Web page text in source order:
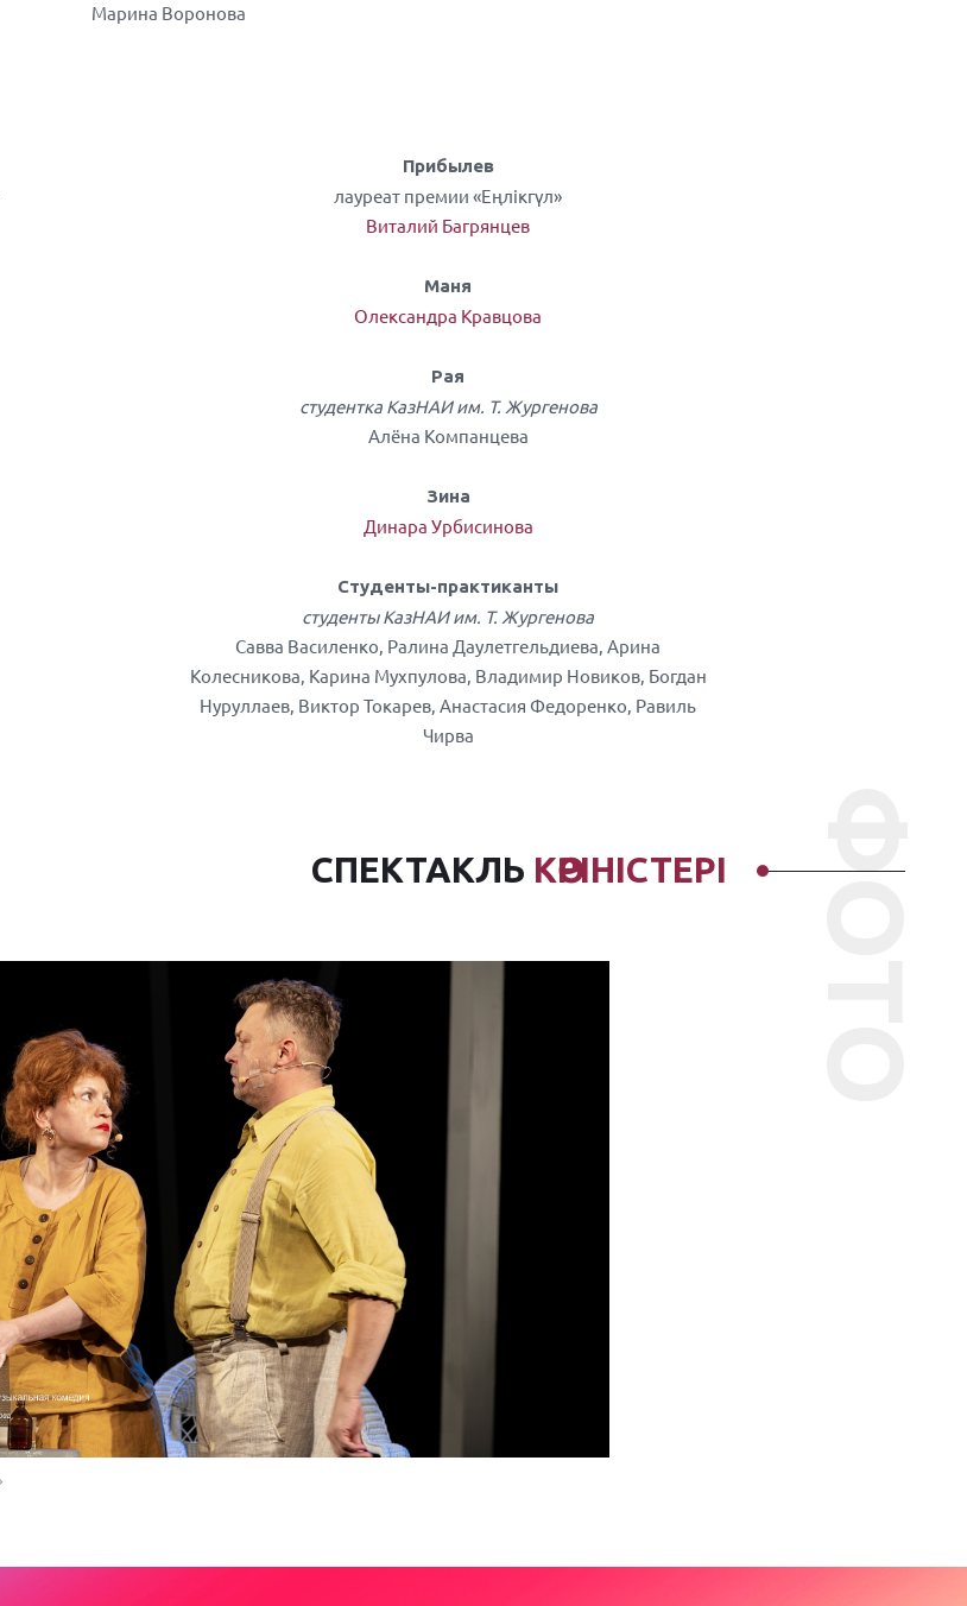
Марина Воронова
Прибылев
лауреат премии «Еңлікгүл»
Виталий Багрянцев
Маня
Олександра Кравцова
Рая
студентка КазНАИ им. Т. Жургенова
Алёна Компанцева
Зина
Динара Урбисинова
Студенты-практиканты
студенты КазНАИ им. Т. Жургенова
Савва Василенко, Ралина Даулетгельдиева, Арина
Колесникова, Карина Мухпулова, Владимир Новиков, Богдан
Нуруллаев, Виктор Токарев, Анастасия Федоренко, Равиль
Чирва
СПЕКТАКЛЬ КӨРІНІСТЕРІ ФОТО